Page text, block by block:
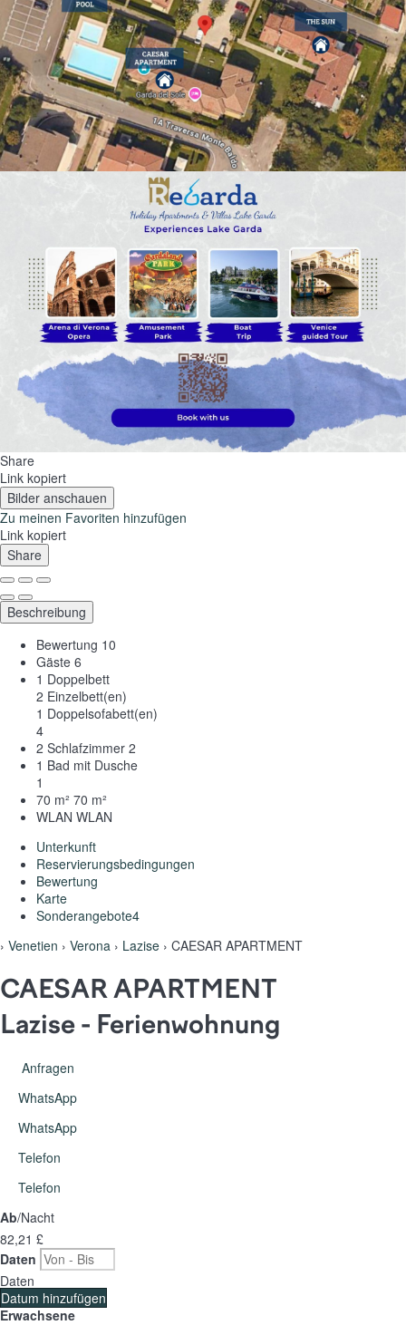
Share
Link kopiert
Bilder anschauen
Zu meinen Favoriten hinzufügen
Link kopiert
Share
Beschreibung
Bewertung 10
Gäste 6
1 Doppelbett
2 Einzelbett(en)
1 Doppelsofabett(en)
4
2 Schlafzimmer 2
1 Bad mit Dusche
1
70 m² 70 m²
WLAN WLAN
Unterkunft
Reservierungsbedingungen
Bewertung
Karte
Sonderangebote4
› Venetien › Verona › Lazise › CAESAR APARTMENT
CAESAR APARTMENT
Lazise - Ferienwohnung
Anfragen
WhatsApp
WhatsApp
Telefon
Telefon
Ab/Nacht
82,21 £
Daten
Daten
Datum hinzufügen
Erwachsene